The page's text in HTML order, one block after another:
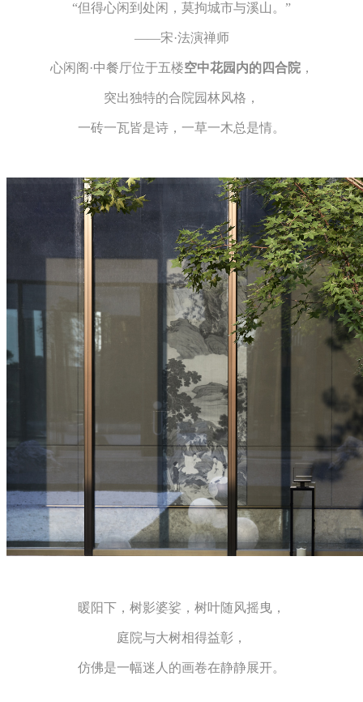
“但得心闲到处闲，莫拘城市与溪山。”
——宋·法演禅师
心闲阁·中餐厅位于五楼空中花园内的四合院，
突出独特的合院园林风格，
一砖一瓦皆是诗，一草一木总是情。
暖阳下，树影婆娑，树叶随风摇曳，
庭院与大树相得益彰 ，
仿佛是一幅迷人的画卷在静静展开。